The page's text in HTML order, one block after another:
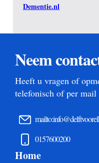
Dementie.nl
Neem
Heeft u vragen of
telefonisch of per mail
0157600200
Home